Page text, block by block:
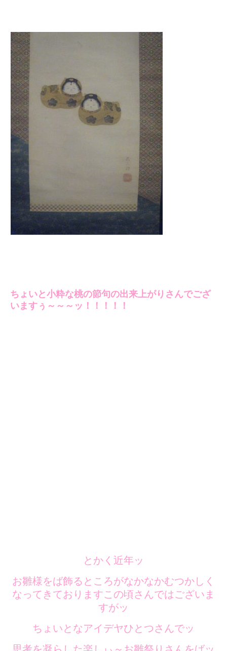
ちょいと小粋な桃の節句の出来上がりさんでござ
いますぅ～～～ッ！！！！！
とかく近年ッ
お雛様をば飾るところがなかなかむつかしく
なってきておりますこの頃さんではございま
すがッ
ちょいとなアイデヤひとつさんでッ